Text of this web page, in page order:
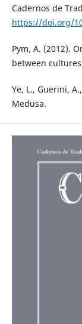
Cadernos de
https://doi.org/
Pym, A. (2012).
between
Ye, L., Guerini,
Medusa.